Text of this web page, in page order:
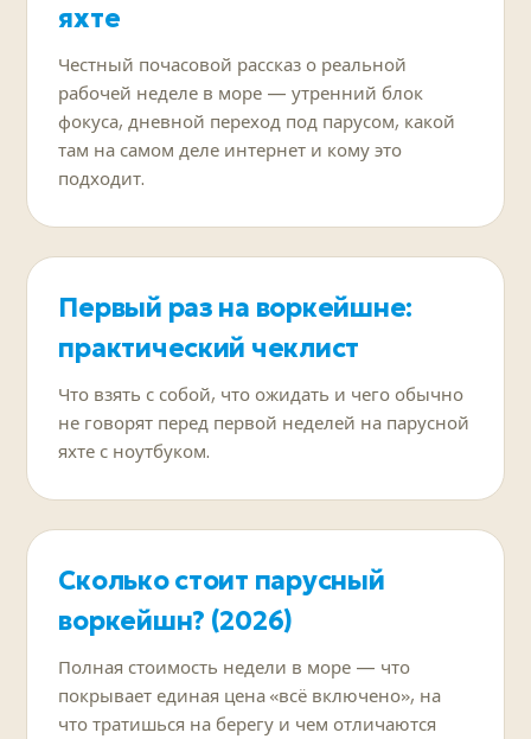
яхте
Честный почасовой рассказ о реальной
рабочей неделе в море — утренний блок
фокуса, дневной переход под парусом, какой
там на самом деле интернет и кому это
подходит.
Первый раз на воркейшне:
практический чеклист
Что взять с собой, что ожидать и чего обычно
не говорят перед первой неделей на парусной
яхте с ноутбуком.
Сколько стоит парусный
воркейшн? (2026)
Полная стоимость недели в море — что
покрывает единая цена «всё включено», на
что тратишься на берегу и чем отличаются